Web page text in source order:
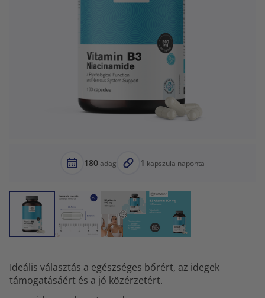
180adag 1 kapszula naponta
Ideális választás a egészséges bőrért, az idegek
támogatásáért és a jó közérzetért.